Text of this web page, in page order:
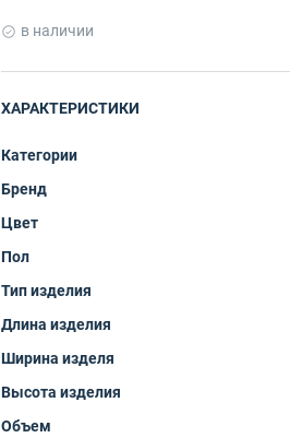
в наличии
ХАРАКТЕРИСТИКИ
Категории
Бренд
Цвет
Пол
Тип изделия
Длина изделия
Ширина изделя
Высота изделия
Объем